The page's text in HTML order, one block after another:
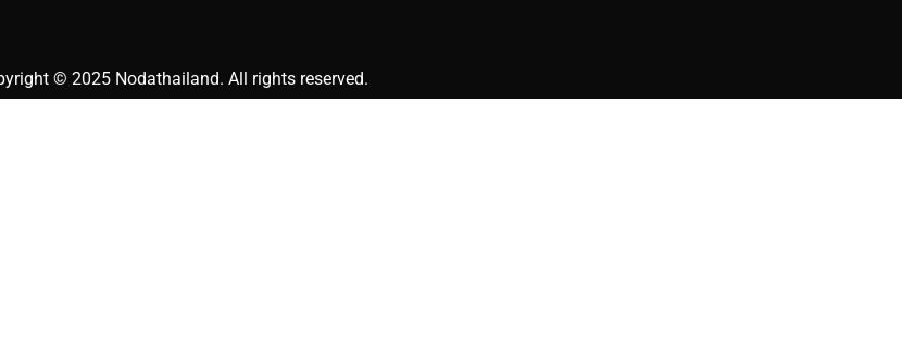
© 2025 Nodathailand. All rights reserved.